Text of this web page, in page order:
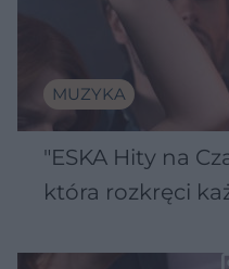
MUZYKA
"ESKA Hity na
która rozkręci